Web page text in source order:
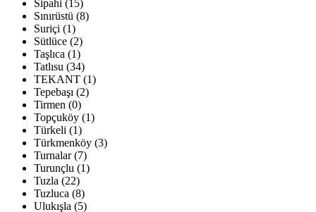
Sipahi (15)
Sınırüstü (8)
Suriçi (1)
Sütlüce (2)
Taşlıca (1)
Tatlısu (34)
TEKANT (1)
Tepebaşı (2)
Tirmen (0)
Topçuköy (1)
Türkeli (1)
Türkmenköy (3)
Turnalar (7)
Turunçlu (1)
Tuzla (22)
Tuzluca (8)
Ulukışla (5)